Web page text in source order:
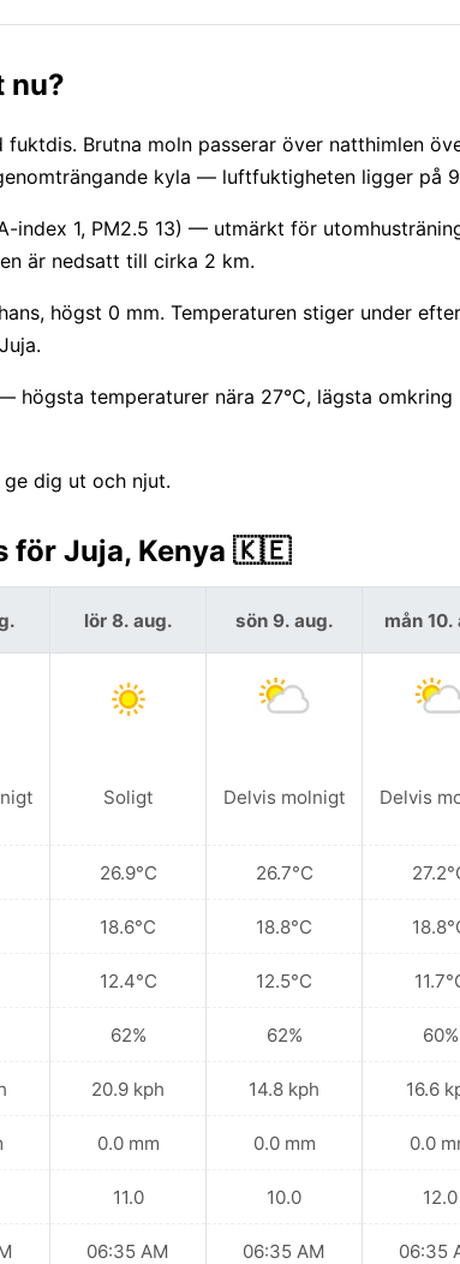
nu?
fuktdis. Brutna moln passerar över natthimlen
kyla — luftfuktigheten ligger på
index 1, PM2.5 13) — utmärkt för
är nedsatt till cirka 2 km.
högst 0 mm. Temperaturen stiger under
högsta temperaturer nära 27°C, lägsta omkring
dig ut och njut.
för Juja, Kenya 🇰🇪
lör 8. aug.
Soligt
26.9°C
18.6°C
12.4°C
62%
20.9 kph
0.0 mm
11.0
06:35 AM
sön 9. aug.
Delvis molnigt
26.7°C
18.8°C
12.5°C
62%
14.8 kph
0.0 mm
10.0
06:35 AM
mån 10.
Delvis
60%
16.6
0.0
12.0
06:35